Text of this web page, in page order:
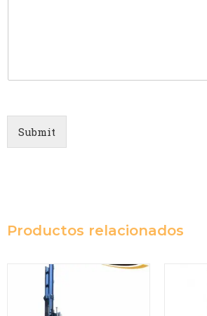
Submit
Productos relacionados